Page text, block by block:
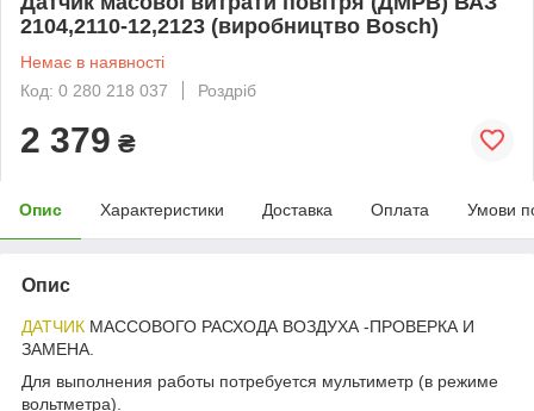
2104,2110-12,2123 (виробництво Bosch)
Немає в наявності
Код: 0 280 218 037
Роздріб
2 379 ₴
Опис Характеристики Доставка Оплата Умови
Опис
ДАТЧИК МАССОВОГО РАСХОДА ВОЗДУХА -ПРОВЕРКА И
ЗАМЕНА.
Для выполнения работы потребуется мультиметр (в режиме
вольтметра).